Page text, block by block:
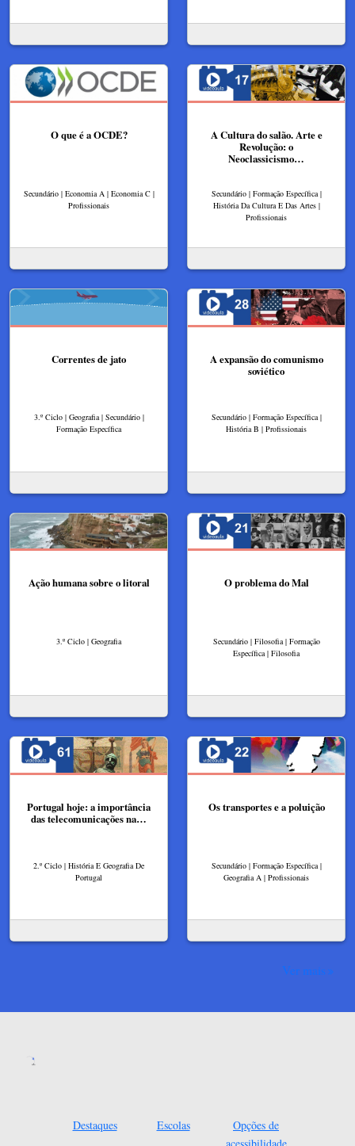
O que é a OCDE?
Secundário | Economia A | Economia C |
Profissionais
A Cultura do salão. Arte e
Revolução: o
Neoclassicismo…
Secundário | Formação Específica |
História Da Cultura E Das Artes |
Profissionais
Correntes de jato
3.º Ciclo | Geografia | Secundário |
Formação Específica
A expansão do comunismo
soviético
Secundário | Formação Específica |
História B | Profissionais
Ação humana sobre o litoral
3.º Ciclo | Geografia
O problema do Mal
Secundário | Filosofia | Formação
Específica | Filosofia
Portugal hoje: a importância
das telecomunicações na…
2.º Ciclo | História E Geografia De
Portugal
Os transportes e a poluição
Secundário | Formação Específica |
Geografia A | Profissionais
Ver mais
Destaques Escolas
Opções de